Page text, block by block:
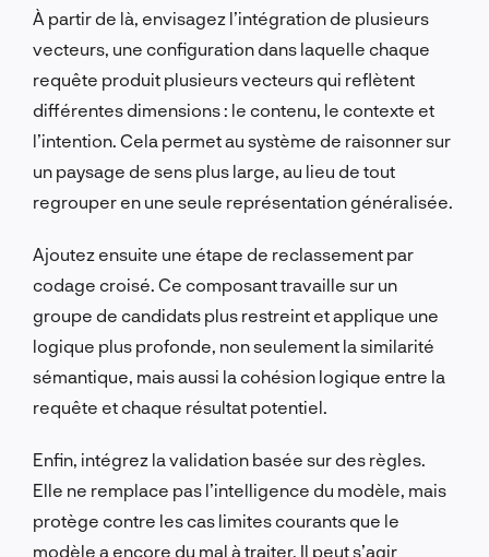
À partir de là, envisagez l’intégration de plusieurs
vecteurs, une configuration dans laquelle chaque
requête produit plusieurs vecteurs qui reflètent
différentes dimensions : le contenu, le contexte et
l’intention. Cela permet au système de raisonner sur
un paysage de sens plus large, au lieu de tout
regrouper en une seule représentation généralisée.
Ajoutez ensuite une étape de reclassement par
codage croisé. Ce composant travaille sur un
groupe de candidats plus restreint et applique une
logique plus profonde, non seulement la similarité
sémantique, mais aussi la cohésion logique entre la
requête et chaque résultat potentiel.
Enfin, intégrez la validation basée sur des règles.
Elle ne remplace pas l’intelligence du modèle, mais
protège contre les cas limites courants que le
modèle a encore du mal à traiter. Il peut s’agir